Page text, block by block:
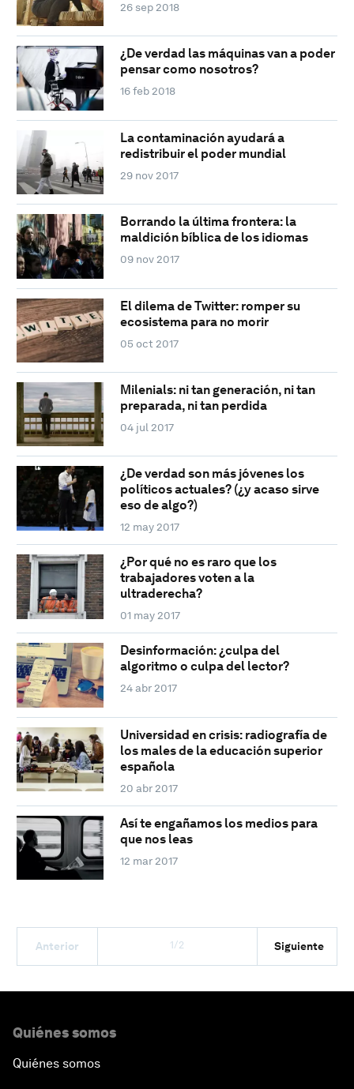
26 sep 2018
¿De verdad las máquinas van a poder
pensar como nosotros?
16 feb 2018
La contaminación ayudará a
redistribuir el poder mundial
29 nov 2017
Borrando la última frontera: la
maldición bíblica de los idiomas
09 nov 2017
El dilema de Twitter: romper su
ecosistema para no morir
05 oct 2017
Milenials: ni tan generación, ni tan
preparada, ni tan perdida
04 jul 2017
¿De verdad son más jóvenes los
políticos actuales? (¿y acaso sirve
eso de algo?)
12 may 2017
¿Por qué no es raro que los
trabajadores voten a la
ultraderecha?
01 may 2017
Desinformación: ¿culpa del
algoritmo o culpa del lector?
24 abr 2017
Universidad en crisis: radiografía de
los males de la educación superior
española
20 abr 2017
Así te engañamos los medios para
que nos leas
12 mar 2017
Anterior 1/2 Siguiente
Quiénes somos
Quiénes somos